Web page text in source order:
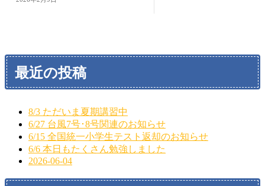
最近の投稿
8/3 ただいま夏期講習中
6/27 台風7号･8号関連のお知らせ
6/15 全国統一小学生テスト返却のお知らせ
6/6 本日もたくさん勉強しました
2026-06-04